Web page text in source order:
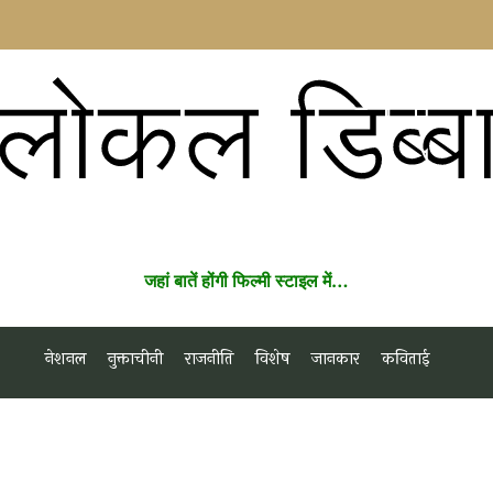
जहां बातें होंगी फिल्मी स्टाइल में…
नेशनल नुक्ताचीनी राजनीति विशेष जानकार कविताई